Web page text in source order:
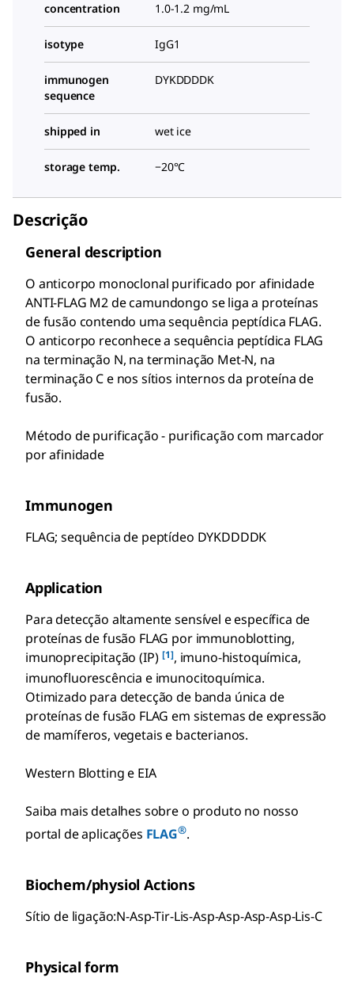
concentration 1.0-1.2 mg/mL
isotype IgG1
immunogen
sequence
DYKDDDDK
shipped in wet ice
storage temp. −20°C
Descrição
General description
O anticorpo monoclonal purificado por afinidade
ANTI-FLAG M2 de camundongo se liga a proteínas
de fusão contendo uma sequência peptídica FLAG.
O anticorpo reconhece a sequência peptídica FLAG
na terminação N, na terminação Met-N, na
terminação C e nos sítios internos da proteína de
fusão.
Método de purificação - purificação com marcador
por afinidade
Immunogen
FLAG; sequência de peptídeo DYKDDDDK
Application
Para detecção altamente sensível e específica de
proteínas de fusão FLAG por immunoblotting,
imunoprecipitação (IP) [1], imuno-histoquímica,
imunofluorescência e imunocitoquímica.
Otimizado para detecção de banda única de
proteínas de fusão FLAG em sistemas de expressão
de mamíferos, vegetais e bacterianos.
Western Blotting e EIA
Saiba mais detalhes sobre o produto no nosso
portal de aplicações FLAG®.
Biochem/physiol Actions
Sítio de ligação:N-Asp-Tir-Lis-Asp-Asp-Asp-Asp-Lis-C
Physical form